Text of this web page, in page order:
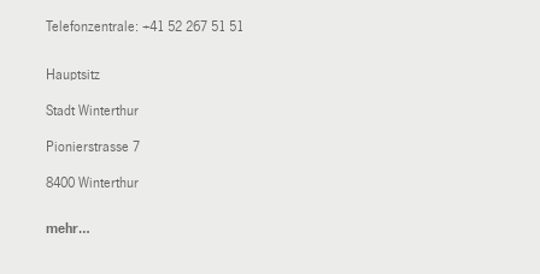
Telefonzentrale: +41 52 267 51 51
Hauptsitz
Stadt Winterthur
Pionierstrasse 7
8400 Winterthur
mehr…